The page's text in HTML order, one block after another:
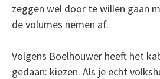
zeggen wel door te willen gaan
de volumes nemen af.
Volgens Boelhouwer heeft het
gedaan: kiezen. Als je echt